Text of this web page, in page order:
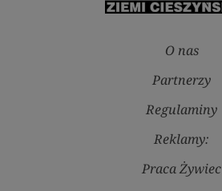
O nas
Partnerzy
Regulaminy
Reklamy:
Praca Żywiec